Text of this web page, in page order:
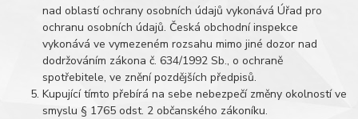
nad oblastí ochrany osobních údajů vykonává Úřad pro
ochranu osobních údajů. Česká obchodní inspekce
vykonává ve vymezeném rozsahu mimo jiné dozor nad
dodržováním zákona č. 634/1992 Sb., o ochraně
spotřebitele, ve znění pozdějších předpisů.
Kupující tímto přebírá na sebe nebezpečí změny okolností ve
smyslu § 1765 odst. 2 občanského zákoníku.